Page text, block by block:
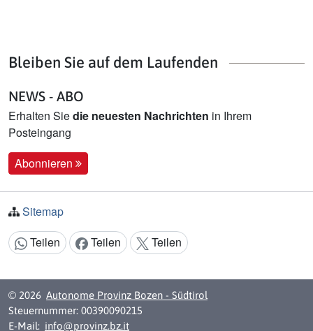
Bleiben Sie auf dem Laufenden
NEWS - ABO
Erhalten Siedie neuesten Nachrichten in Ihrem
Posteingang
Abonnieren
Sitemap
Inhalt teilen:
Teilen Teilen Teilen
© 2026 Autonome Provinz Bozen - Südtirol
Steuernummer: 00390090215
E-Mail: info@provinz.bz.it